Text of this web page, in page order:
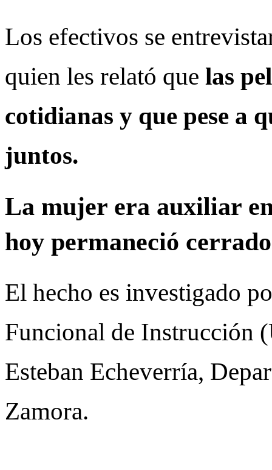
Los efectivos se
quien les relató que las
cotidianas y que pese a
juntos.
La mujer era auxiliar
hoy permaneció
El hecho es investigado
Funcional de Instrucción
Esteban Echeverría,
Zamora.